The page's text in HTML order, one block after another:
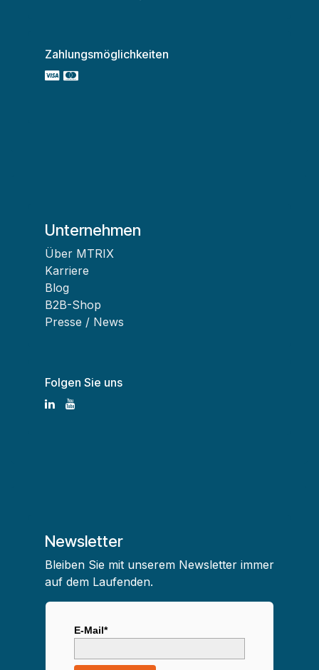
Zahlungsmöglichkeiten
Unternehmen
Über MTRIX
Karriere
Blog
B2B-Shop
Presse / News
Folgen Sie uns
Newsletter
Bleiben Sie mit unserem Newsletter immer
auf dem Laufenden.
E-Mail*